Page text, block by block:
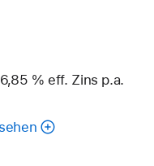
% eff. Zins p.a.